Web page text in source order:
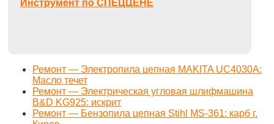
Инструмент по СПЕЦЦЕНЕ
Ремонт — Электропила цепная MAKITA UC4030A:
Масло течет
Ремонт — Электрическая угловая шлифмашина
B&D KG925: искрит
Ремонт — Бензопила цепная Stihl MS-361: карб г.